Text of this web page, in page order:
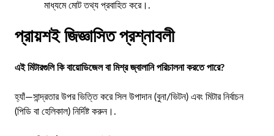
মাধ্যমে মোট তথ্য প্রবাহিত করে।.
প্রায়শই জিজ্ঞাসিত প্রশ্নাবলী
এই মিটারগুলি কি বায়োডিজেল বা মিশ্র জ্বালানি পরিচালনা করতে পারে?
হ্যাঁ—সান্দ্রতার উপর ভিত্তি করে সিল উপাদান (বুনা/ভিটন) এবং মিটার নির্বাচন
(পিডি বা হেলিকাল) নির্দিষ্ট করুন।.